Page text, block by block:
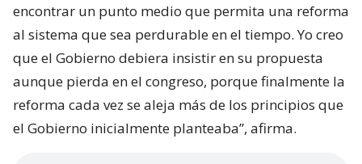
encontrar un punto medio que permita una reforma
al sistema que sea perdurable en el tiempo. Yo creo
que el Gobierno debiera insistir en su propuesta
aunque pierda en el congreso, porque finalmente la
reforma cada vez se aleja más de los principios que
el Gobierno inicialmente planteaba”, afirma.